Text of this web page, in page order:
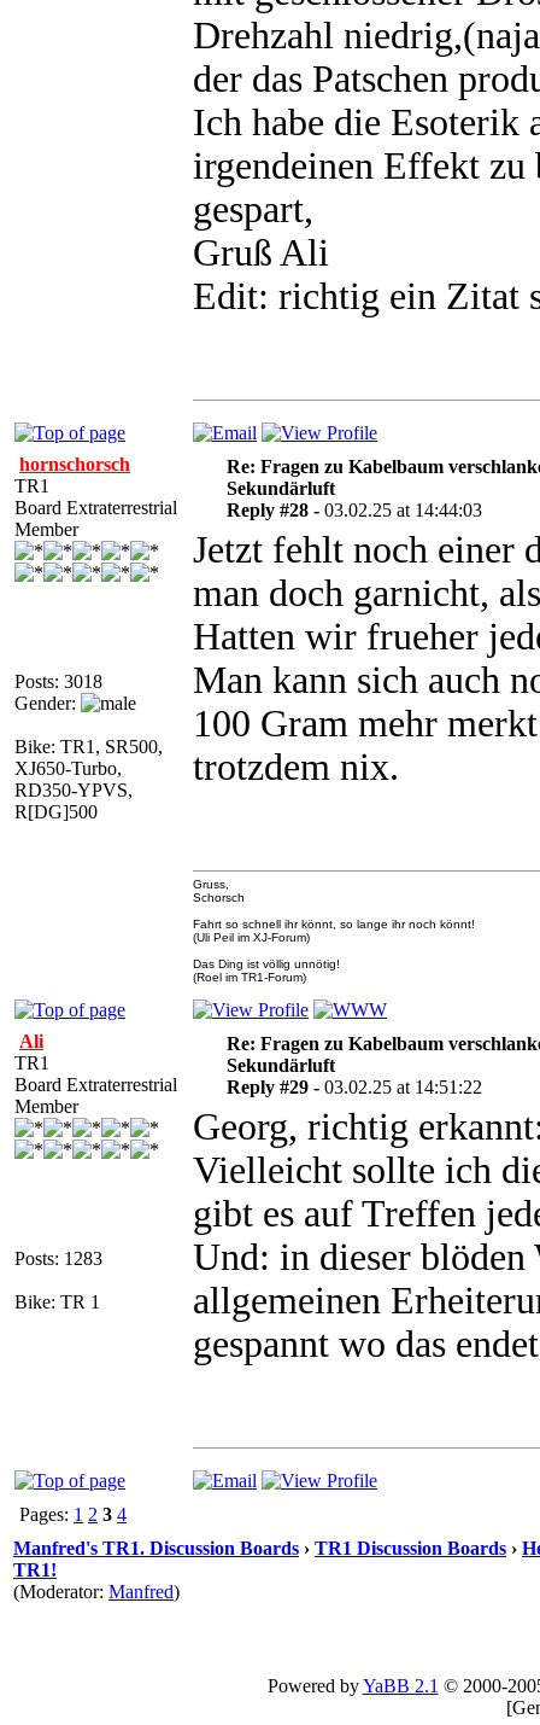
Drehzahl
der das Patschen
Ich habe die Esoterik
irgendeinen Effekt zu
gespart,
Gruß Ali
Edit: richtig ein Zitat
hornschorsch
TR1
Board Extraterrestrial
Member
Posts: 3018
Gender:
Bike: TR1, SR500,
XJ650-Turbo,
RD350-YPVS,
R[DG]500
Re: Fragen zu Kabelbaum
Sekundärluft
Reply #28 - 03.02.25 at 14:44:03
Jetzt fehlt noch einer
man doch garnicht,
Hatten wir frueher
Man kann sich auch
100 Gram mehr
trotzdem nix.
Gruss,
Schorsch
Fahrt so schnell ihr könnt, so lange ihr noch könnt!
(Uli Peil im XJ-Forum)
Das Ding ist völlig unnötig!
(Roel im TR1-Forum)
Ali
TR1
Board Extraterrestrial
Member
Posts: 1283
Bike: TR 1
Re: Fragen zu Kabelbaum
Sekundärluft
Reply #29 - 03.02.25 at 14:51:22
Georg, richtig
Vielleicht sollte ich
gibt es auf Treffen
Und: in dieser blöden
allgemeinen
gespannt wo das
Pages: 1 2 3 4
Manfred's TR1. Discussion Boards › TR1 Discussion Boards ›
TR1!
(Moderator: Manfred)
Powered byYaBB 2.1 © 2000-
[